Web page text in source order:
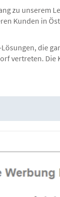
zu unserem
Kunden in
die
vertreten.